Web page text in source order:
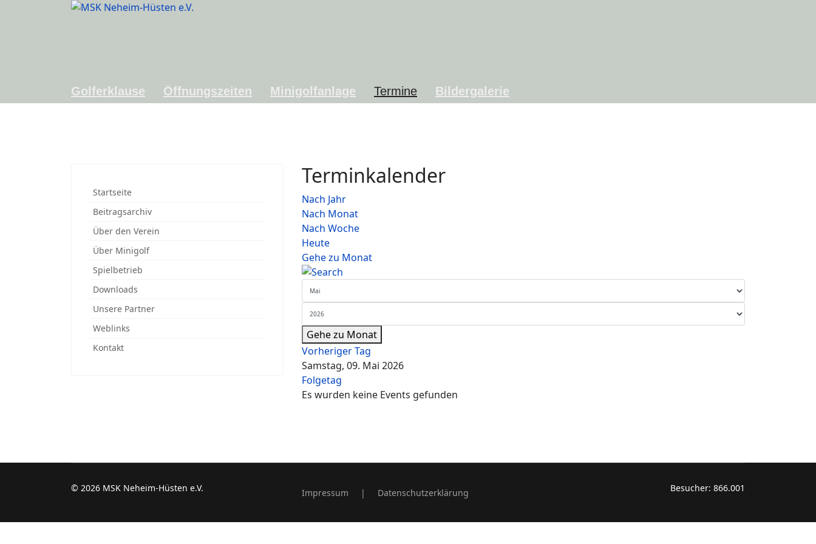
Golferklause Öffnungszeiten Minigolfanlage Termine Bildergalerie
Startseite
Beitragsarchiv
Über den Verein
Über Minigolf
Spielbetrieb
Downloads
Unsere Partner
Weblinks
Kontakt
Terminkalender
Nach Jahr
Nach Monat
Nach Woche
Heute
Gehe zu Monat
Gehe zu Monat
Vorheriger Tag
Samstag, 09. Mai 2026
Folgetag
Es wurden keine Events gefunden
© 2026 MSK Neheim-Hüsten e.V. Impressum | Datenschutzerklärung Besucher: 866.001